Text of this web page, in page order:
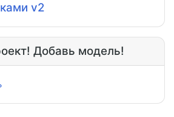
v2
Добавь модель!